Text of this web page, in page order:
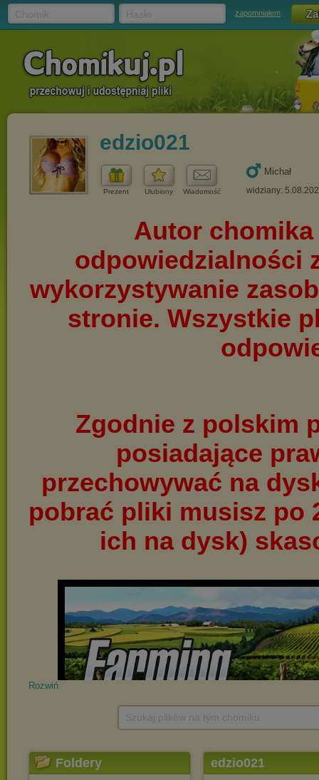
zapomniałem
edzio021
Prezent Ulubiony Wiadomość
Michał
widziany:
Rozwiń
Foldery edzio021